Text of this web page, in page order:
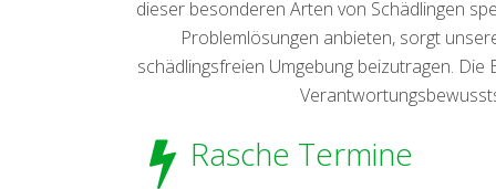
dieser besonderen Arten von Schädlingen
Problemlösungen anbieten, sorgt
schädlingsfreien Umgebung beizutragen.
Rasche Termine